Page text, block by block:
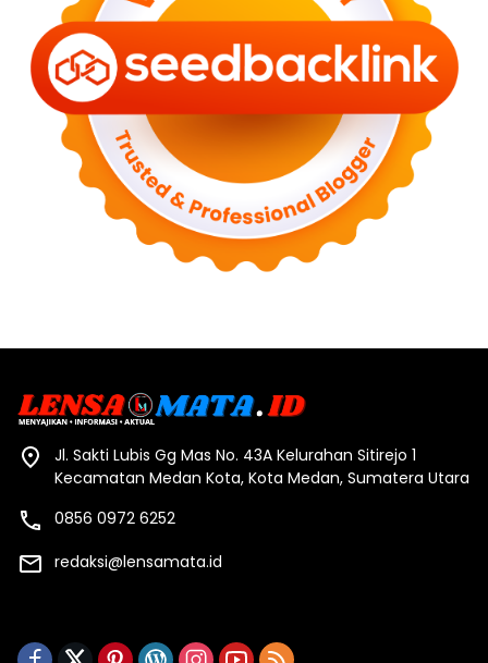
Jl. Sakti Lubis Gg Mas No. 43A Kelurahan Sitirejo 1
Kecamatan Medan Kota, Kota Medan, Sumatera Utara
0856 0972 6252
redaksi@lensamata.id